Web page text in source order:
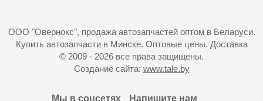
ООО "Овернокс", продажа автозапчастей оптом в Беларуси.
Купить автозапчасти в Минске. Оптовые цены. Доставка
© 2009 - 2026 все права защищены.
Создание сайта: www.tale.by
Мы в соцсетях Напишите нам